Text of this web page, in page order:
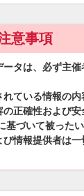
意事項
タは、必ず主
ている情報の
正確性および
基づいて被った
情報提供者は